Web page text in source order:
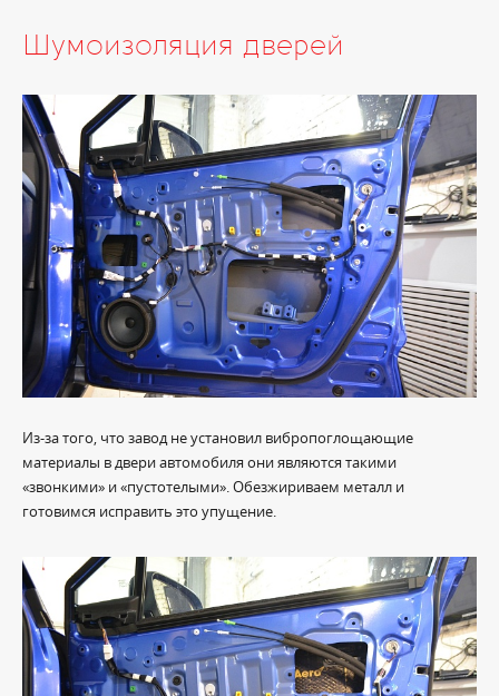
Шумоизоляция дверей
Из-за того, что завод не установил вибропоглощающие
материалы в двери автомобиля они являются такими
«звонкими» и «пустотелыми». Обезжириваем металл и
готовимся исправить это упущение.